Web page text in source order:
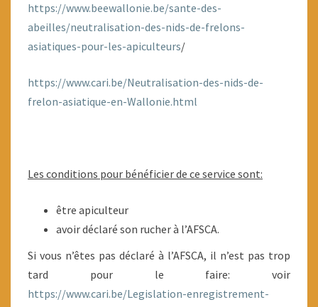
https://www.beewallonie.be/sante-des-
abeilles/neutralisation-des-nids-de-frelons-
asiatiques-pour-les-apiculteurs/
https://www.cari.be/Neutralisation-des-nids-de-
frelon-asiatique-en-Wallonie.html
Les conditions pour bénéficier de ce service sont:
être apiculteur
avoir déclaré son rucher à l’AFSCA.
Si vous n’êtes pas déclaré à l’AFSCA, il n’est pas trop
tard pour le faire: voir
https://www.cari.be/Legislation-enregistrement-